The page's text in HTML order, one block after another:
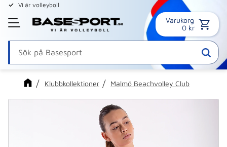
Meny
Vi är volleyboll
Varukorg
0 kr
Klubbkollektioner Malmö Beachvolley Club